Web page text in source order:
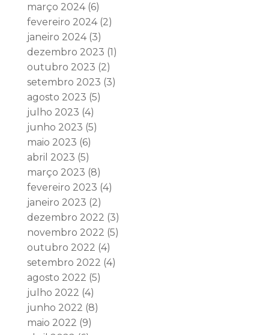
março 2024(6)
fevereiro 2024(2)
janeiro 2024(3)
dezembro 2023 (1)
outubro 2023 (2)
setembro 2023 (3)
agosto 2023 (5)
julho 2023 (4)
junho 2023 (5)
maio 2023 (6)
abril 2023 (5)
março 2023 (8)
fevereiro 2023 (4)
janeiro 2023 (2)
dezembro 2022 (3)
novembro 2022 (5)
outubro 2022 (4)
setembro 2022 (4)
agosto 2022 (5)
julho 2022 (4)
junho 2022 (8)
maio 2022 (9)